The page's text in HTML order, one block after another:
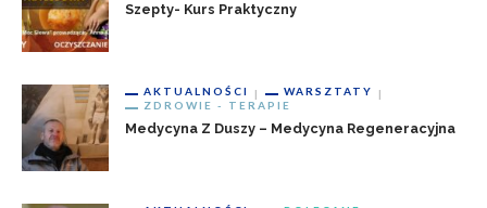
Szepty- Kurs Praktyczny
AKTUALNOŚCI
WARSZTATY
ZDROWIE - TERAPIE
Medycyna Z Duszy – Medycyna Regeneracyjna